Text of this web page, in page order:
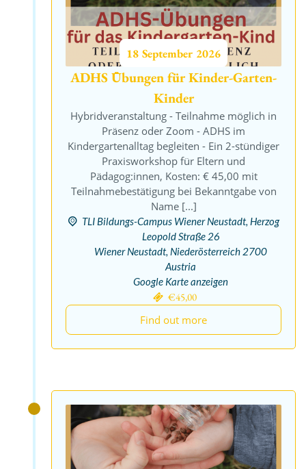
18 September 2026
ADHS Übungen für Kinder-Garten-
Kinder
Hybridveranstaltung - Teilnahme möglich in
Präsenz oder Zoom - ADHS im
Kindergartenalltag begleiten - Ein 2-stündiger
Praxisworkshop für Eltern und
Pädagog:innen, Kosten: € 45,00 mit
Teilnahmebestätigung bei Bekanntgabe von
Name [...]
TLI Bildungs-Campus Wiener Neustadt, Herzog
Leopold Straße 26
Wiener Neustadt, Niederösterreich 2700
Austria
Google Karte anzeigen
€45,00
Find out more